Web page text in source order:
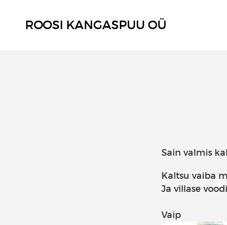
ROOSI KANGASPUU OÜ
Sain valmis
Kaltsu vaiba
Ja villase
Vaip